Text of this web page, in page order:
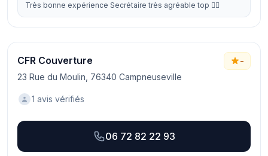
Très bonne expérience Secrétaire très agréable top 👍🏼
CFR Couverture
23 Rue du Moulin, 76340 Campneuseville
-
1 avis vérifiés
06 72 82 22 93